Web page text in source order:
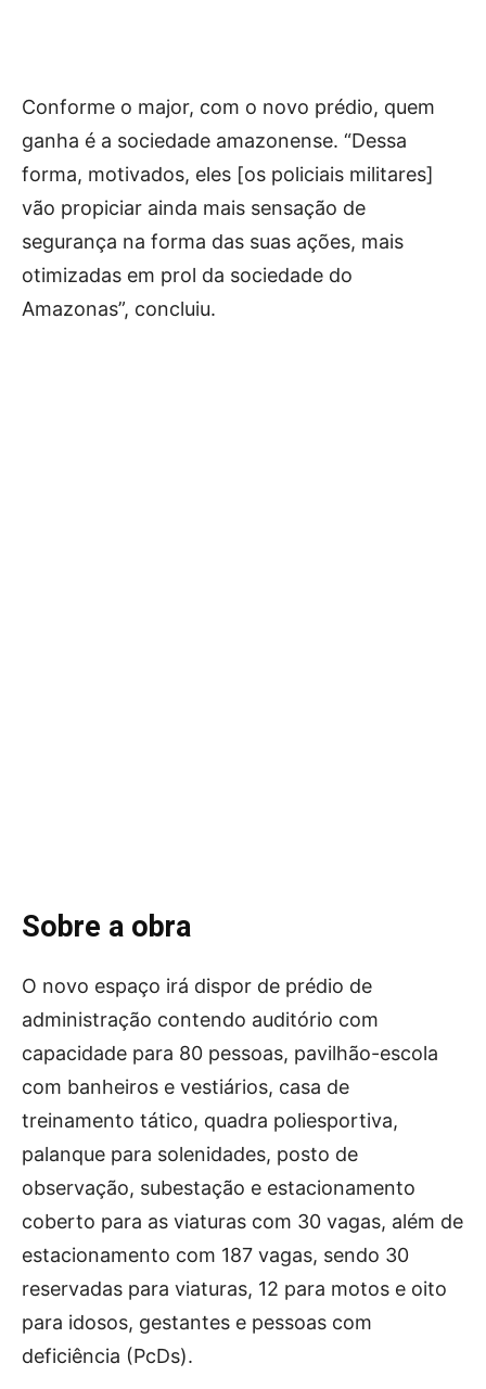
Conforme o major, com o novo prédio, quem
ganha é a sociedade amazonense. “Dessa
forma, motivados, eles [os policiais militares]
vão propiciar ainda mais sensação de
segurança na forma das suas ações, mais
otimizadas em prol da sociedade do
Amazonas”, concluiu.
Sobre a obra
O novo espaço irá dispor de prédio de
administração contendo auditório com
capacidade para 80 pessoas, pavilhão-escola
com banheiros e vestiários, casa de
treinamento tático, quadra poliesportiva,
palanque para solenidades, posto de
observação, subestação e estacionamento
coberto para as viaturas com 30 vagas, além de
estacionamento com 187 vagas, sendo 30
reservadas para viaturas, 12 para motos e oito
para idosos, gestantes e pessoas com
deficiência (PcDs).